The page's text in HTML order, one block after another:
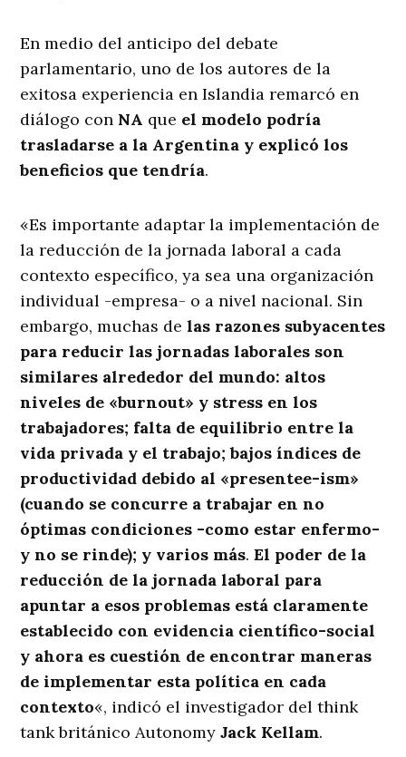
En medio del anticipo del debate
parlamentario, uno de los autores de la
exitosa experiencia en Islandia remarcó en
diálogo con NA que el modelo podría
trasladarse a la Argentina y explicó los
beneficios que tendría.
«Es importante adaptar la implementación de
la reducción de la jornada laboral a cada
contexto específico, ya sea una organización
individual -empresa- o a nivel nacional. Sin
embargo, muchas delas razones subyacentes
para reducir las jornadas laborales son
similares alrededor del mundo: altos
niveles de «burnout» y stress en los
trabajadores; falta de equilibrio entre la
vida privada y el trabajo; bajos índices de
productividad debido al «presentee-ism»
(cuando se concurre a trabajar en no
óptimas condiciones -como estar enfermo-
y no se rinde); y varios más.El poder de la
reducción de la jornada laboral para
apuntar a esos problemas está claramente
establecido con evidencia científico-social
y ahora es cuestión de encontrar maneras
de implementar esta política en cada
contexto«, indicó el investigador del think
tank británico Autonomy Jack Kellam.